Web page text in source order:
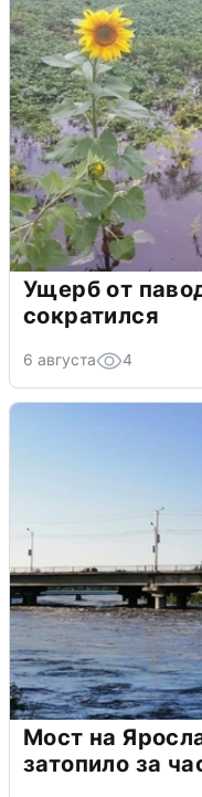
Ущерб от
сократился
6 августа 4
Мост на
затопило за